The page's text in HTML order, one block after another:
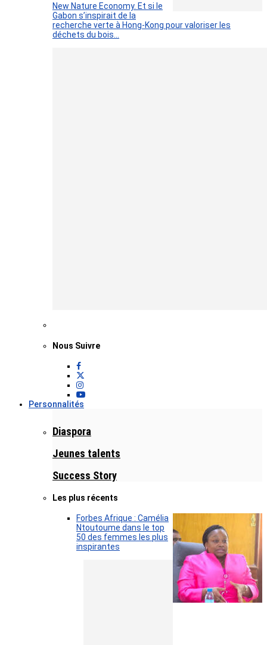
New Nature Economy. Et si le
Gabon s’inspirait de la
recherche verte à Hong-Kong pour valoriser les
déchets du bois…
Nous Suivre
Personnalités
Diaspora
Jeunes talents
Success Story
Les plus récents
Forbes Afrique : Camélia
Ntoutoume dans le top
50 des femmes les plus
inspirantes